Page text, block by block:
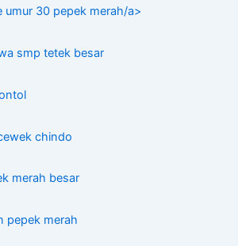
umur 30 pepek merah/a>
smp tetek besar
chindo
merah besar
pepek merah